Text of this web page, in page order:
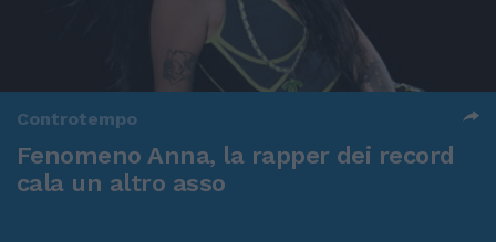
Controtempo
Fenomeno Anna, la rapper dei record
cala un altro asso